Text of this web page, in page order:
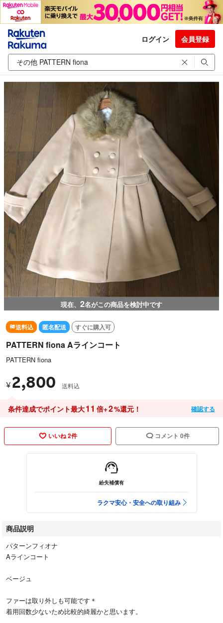
ログイン 会員登録
現在、 2名がこの商品を検討中です
送料込 匿名配送 すぐに購入可
PATTERN fiona Aラインコート
PATTERN fiona
¥ 2,800 送料込
条件達成でポイント最大11 倍+2%還元！ 確認する
いいね 2件 コメント 0件
紛失補償有
ラクマ安心・安全への取り組み
商品説明
パターンフィオナ
Aラインコート
ベージュ
ファーは取り外しも可能です＊
着用回数少ないため比較的綺麗かと思います。